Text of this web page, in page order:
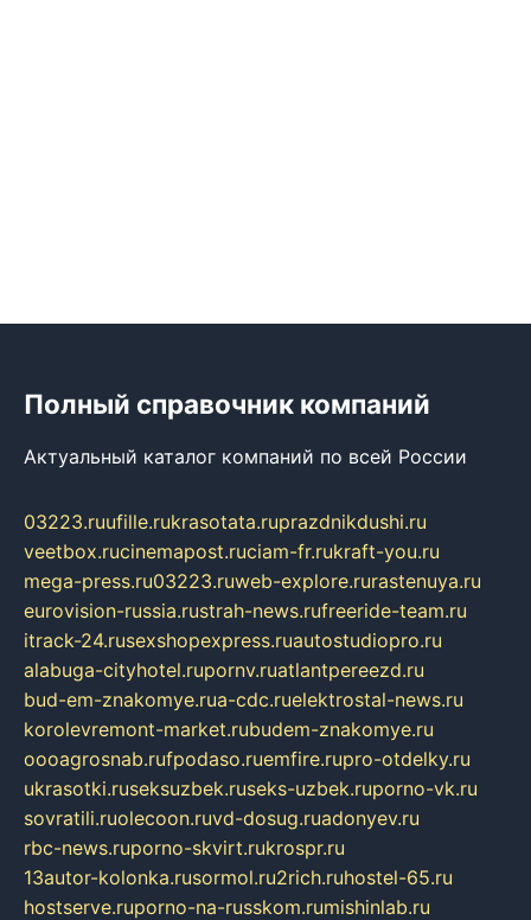
Полный справочник компаний
Актуальный каталог компаний по всей России
03223.ruufille.rukrasotata.ruprazdnikdushi.ru
veetbox.rucinemapost.ruciam-fr.rukraft-you.ru
mega-press.ru03223.ruweb-explore.rurastenuya.ru
eurovision-russia.rustrah-news.rufreeride-team.ru
itrack-24.rusexshopexpress.ruautostudiopro.ru
alabuga-cityhotel.rupornv.ruatlantpereezd.ru
bud-em-znakomye.rua-cdc.ruelektrostal-news.ru
korolevremont-market.rubudem-znakomye.ru
oooagrosnab.rufpodaso.ruemfire.rupro-otdelky.ru
ukrasotki.ruseksuzbek.ruseks-uzbek.ruporno-vk.ru
sovratili.ruolecoon.ruvd-dosug.ruadonyev.ru
rbc-news.ruporno-skvirt.rukrospr.ru
13autor-kolonka.rusormol.ru2rich.ruhostel-65.ru
hostserve.ruporno-na-russkom.rumishinlab.ru